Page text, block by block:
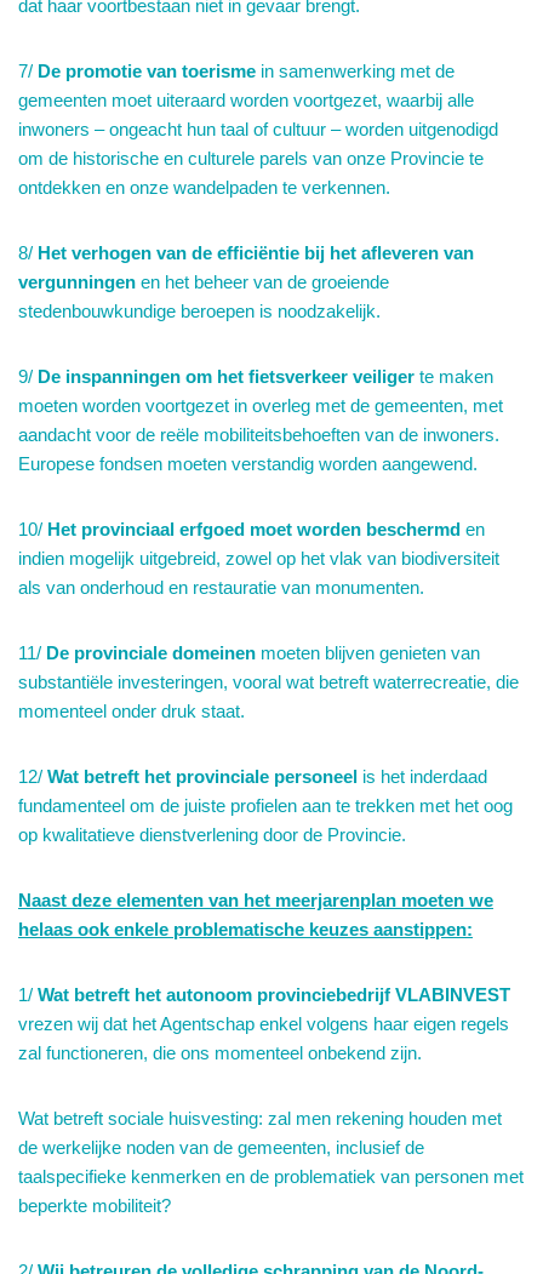
dat haar voortbestaan niet in gevaar brengt.
7/ De promotie van toerisme in samenwerking met de
gemeenten moet uiteraard worden voortgezet, waarbij alle
inwoners – ongeacht hun taal of cultuur – worden uitgenodigd
om de historische en culturele parels van onze Provincie te
ontdekken en onze wandelpaden te verkennen.
8/ Het verhogen van de efficiëntie bij het afleveren van
vergunningen en het beheer van de groeiende
stedenbouwkundige beroepen is noodzakelijk.
9/ De inspanningen om het fietsverkeer veiliger te maken
moeten worden voortgezet in overleg met de gemeenten, met
aandacht voor de reële mobiliteitsbehoeften van de inwoners.
Europese fondsen moeten verstandig worden aangewend.
10/ Het provinciaal erfgoed moet worden beschermd en
indien mogelijk uitgebreid, zowel op het vlak van biodiversiteit
als van onderhoud en restauratie van monumenten.
11/ De provinciale domeinen moeten blijven genieten van
substantiële investeringen, vooral wat betreft waterrecreatie, die
momenteel onder druk staat.
12/ Wat betreft het provinciale personeel is het inderdaad
fundamenteel om de juiste profielen aan te trekken met het oog
op kwalitatieve dienstverlening door de Provincie.
Naast deze elementen van het meerjarenplan moeten we
helaas ook enkele problematische keuzes aanstippen:
1/ Wat betreft het autonoom provinciebedrijf VLABINVEST
vrezen wij dat het Agentschap enkel volgens haar eigen regels
zal functioneren, die ons momenteel onbekend zijn.
Wat betreft sociale huisvesting: zal men rekening houden met
de werkelijke noden van de gemeenten, inclusief de
taalspecifieke kenmerken en de problematiek van personen met
beperkte mobiliteit?